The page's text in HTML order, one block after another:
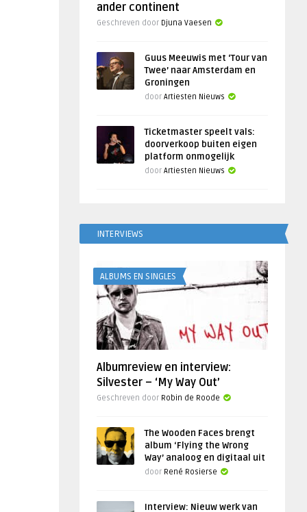
ander continent
Geschreven door Djuna Vaesen
Guus Meeuwis met ‘Tour van
Twee’ naar Amsterdam en
Groningen
door Artiesten Nieuws
Ticketmaster speelt vals:
doorverkoop buiten eigen
platform onmogelijk
door Artiesten Nieuws
INTERVIEWS
ALBUMS EN SINGLES
Albumreview en interview:
Silvester – ‘My Way Out’
Geschreven door Robin de Roode
The Wooden Faces brengt
album ‘Flying the Wrong
Way’ analoog en digitaal uit
door René Rosierse
Interview: Nieuw werk van